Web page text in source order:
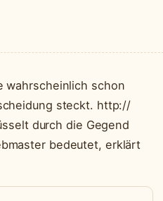
wahrscheinlich schon
steckt. http://
durch die Gegend
bedeutet, erklärt